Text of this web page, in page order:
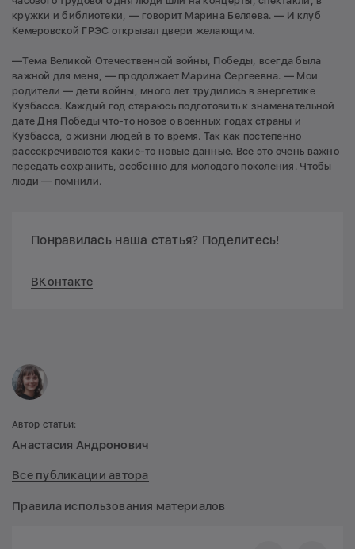
кружки и библиотеки, — говорит Марина Беляева. — И клуб
Кемеровской ГРЭС открывал двери желающим.
—Тема Великой Отечественной войны, Победы, всегда была
важной для меня, — продолжает Марина Сергеевна. — Мои
родители — дети войны, много лет трудились в энергетике
Кузбасса. Каждый год стараюсь подготовить к знаменательной
дате Дня Победы что-то новое о военных годах страны и
Кузбасса, о жизни людей в то время. Так как постепенно
рассекречиваются какие-то новые данные. Все это очень важно
передать сохранить, особенно для молодого поколения. Чтобы
люди — помнили.
Понравилась наша статья? Поделитесь!
ВКонтакте
Автор статьи:
Анастасия Андронович
Все публикации автора
Правила использования материалов